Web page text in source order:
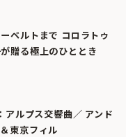
ベルトまで コロラトゥ
贈る極上のひととき
アルプス交響曲／ アンド
東京フィル